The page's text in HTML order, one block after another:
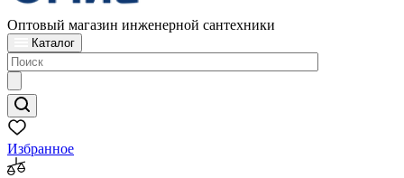
Оптовый магазин инженерной сантехники
Каталог
Избранное